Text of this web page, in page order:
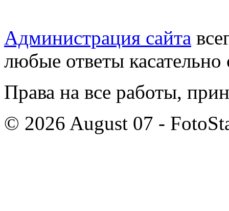
Администрация сайта
любые ответы касательно
Права на все работы,
© 2026 August 07 -